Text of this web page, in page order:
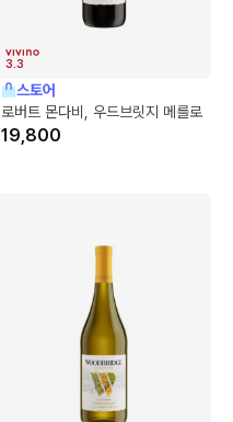
3.3
스토어
로버트 몬다비, 우드브릿지 메를로
19,800